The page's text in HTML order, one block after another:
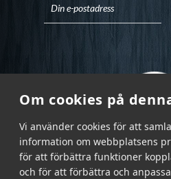
Om cookies på
Vi använder cookies för att
information om webbplatsens
för att förbättra funktioner
och för att förbättra och